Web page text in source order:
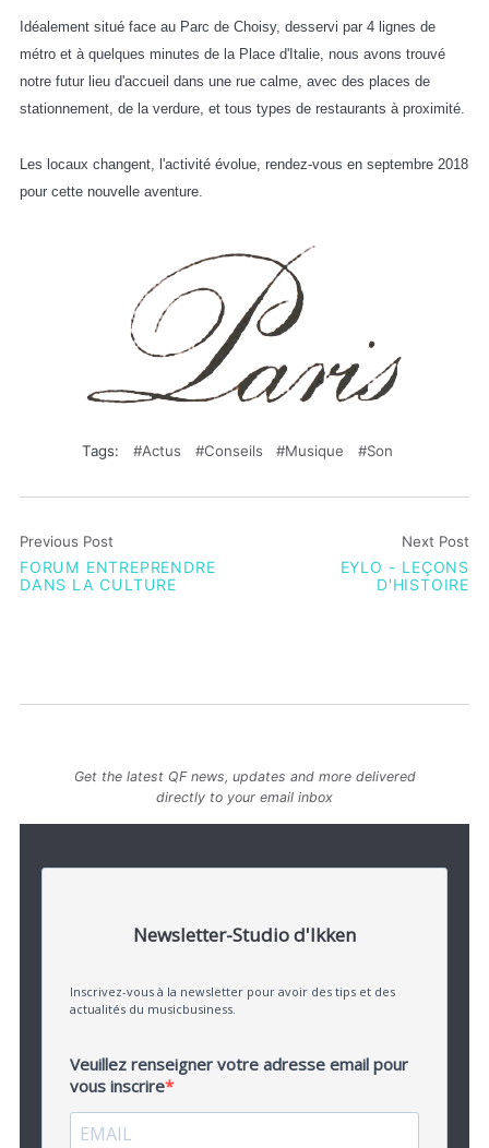
Idéalement situé face au Parc de Choisy, desservi par 4 lignes de
métro et à quelques minutes de la Place d'Italie, nous avons trouvé
notre futur lieu d'accueil dans une rue calme, avec des places de
stationnement, de la verdure, et tous types de restaurants à proximité.
Les locaux changent, l'activité évolue, rendez-vous en septembre 2018
pour cette nouvelle aventure.
Tags: Actus Conseils Musique Son
Previous Post
FORUM ENTREPRENDRE
DANS LA CULTURE
Next Post
EYLO - LEÇONS
D'HISTOIRE
Get the latest QF news, updates and more delivered
directly to your email inbox